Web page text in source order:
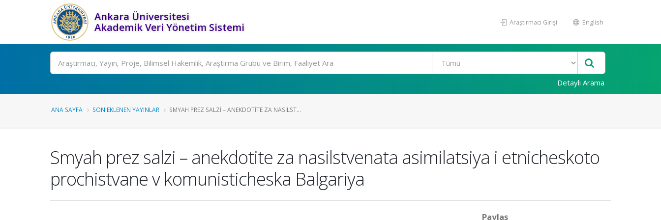
Ankara Üniversitesi
Akademik Veri Yönetim Sistemi
Araştırmacı Girişi English
Ara
Detaylı Arama
ANA SAYFA SON EKLENEN YAYINLAR SMYAH PREZ SALZI – ANEKDOTITE ZA NASILST...
Smyah prez salzi – anekdotite za nasilstvenata asimilatsiya i etnicheskoto
prochistvane v komunisticheska Balgariya
Paylaş